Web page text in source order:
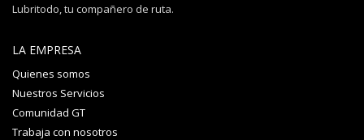
Lubritodo, tu compañero de ruta.
LA EMPRESA
Quienes somos
Nuestros Servicios
Comunidad GT
Trabaja con nosotros